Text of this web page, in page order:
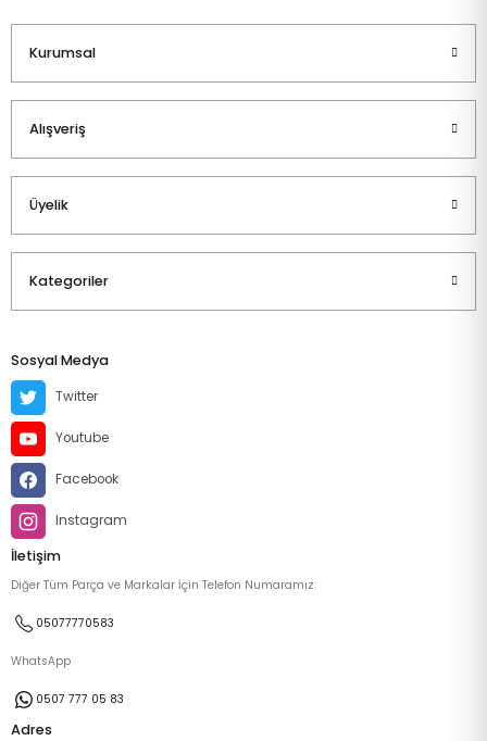
Kurumsal
Alışveriş
Üyelik
Kategoriler
Sosyal Medya
Twitter
Youtube
Facebook
Instagram
İletişim
Diğer Tüm Parça ve Markalar İçin Telefon Numaramız:
05077770583
WhatsApp
0507 777 05 83
Adres